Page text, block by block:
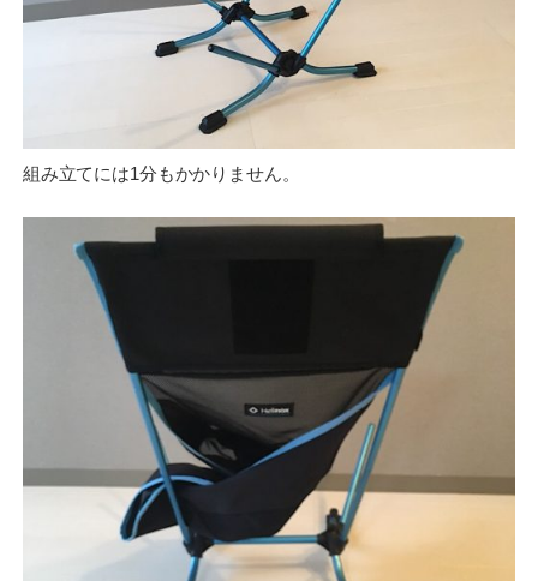
組み立てには1分もかかりません。